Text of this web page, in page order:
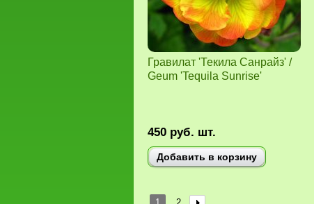
Гравилат 'Текила Санрайз' /
Geum 'Tequila Sunrise'
450 руб. шт.
Добавить в корзину